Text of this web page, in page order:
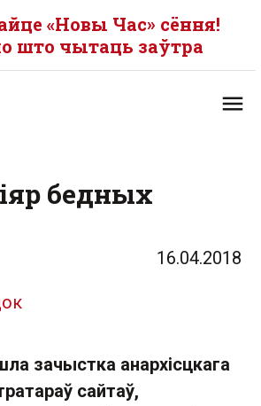
«Новы Час» сёння!
што чытаць заўтра
бедных
16.04.2018
зачыстка анархісцкага
сайтаў,